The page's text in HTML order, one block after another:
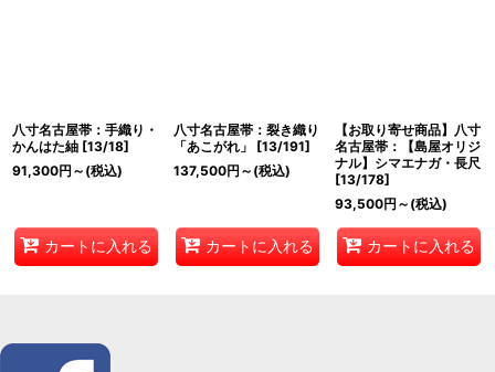
八寸名古屋帯：手織り・
かんはた紬 [13/18]
91,300円 ～ (税込)
カートに入れる
八寸名古屋帯：裂き織り
「あこがれ」
[13/191]
137,500円 ～ (税込)
カートに入れる
【お取り寄せ商品】八寸
名古屋帯：【島屋オリジ
ナル】シマエナガ・長尺
[13/178]
93,500円 ～ (税込)
カートに入れる